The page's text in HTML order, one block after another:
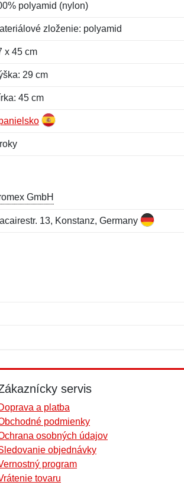
polyamid (nylon)
zloženie: polyamid
x 45 cm
29 cm
45 cm
GmbH
13, Konstanz, Germany
servis
a platba
podmienky
osobných údajov
objednávky
program
tovaru